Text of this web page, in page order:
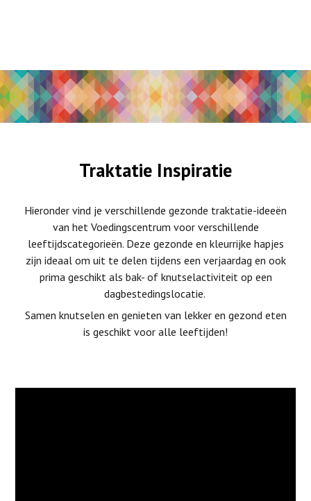
Traktatie Inspiratie
Hieronder vind je verschillende gezonde traktatie-ideeën
van het Voedingscentrum voor verschillende
leeftijdscategorieën. Deze gezonde en kleurrijke hapjes
zijn ideaal om uit te delen tijdens een verjaardag en ook
prima geschikt als bak- of knutselactiviteit op een
dagbestedingslocatie.
Samen knutselen en genieten van lekker en gezond eten
is geschikt voor alle leeftijden!